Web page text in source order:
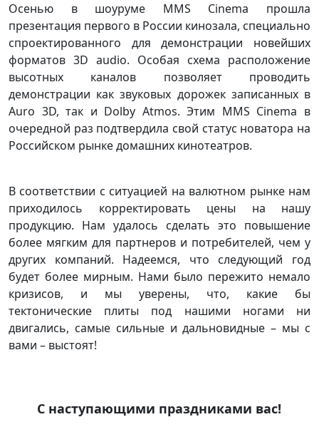
Осенью в шоуруме MMS Cinema прошла
презентация первого в России кинозала, специально
спроектированного для демонстрации новейших
форматов 3D audio. Особая схема расположение
высотных каналов позволяет проводить
демонстрации как звуковых дорожек записанных в
Auro 3D, так и Dolby Atmos. Этим MMS Cinema в
очередной раз подтвердила свой статус новатора на
Российском рынке домашних кинотеатров.
В соответствии с ситуацией на валютном рынке нам
приходилось корректировать цены на нашу
продукцию. Нам удалось сделать это повышение
более мягким для партнеров и потребителей, чем у
других компаний. Надеемся, что следующий год
будет более мирным. Нами было пережито немало
кризисов, и мы уверены, что, какие бы
тектонические плиты под нашими ногами ни
двигались, самые сильные и дальновидные – мы с
вами – выстоят!
С наступающими праздниками вас!